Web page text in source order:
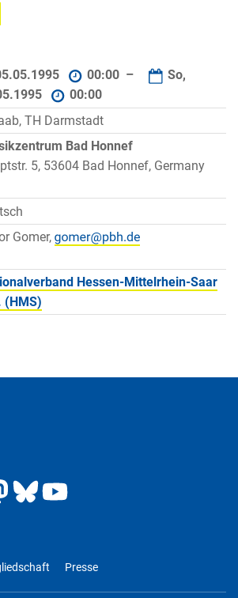
00:00 –
So,
00:00
TH Darmstadt
Bad Honnef
5, 53604 Bad Honnef, Germany
Gomer,
Hessen-Mittelrhein-Saar
(HMS)
Presse